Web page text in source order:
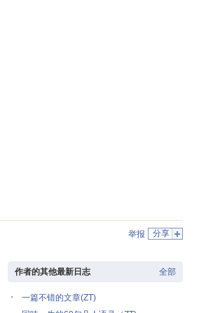
分享
举报
全部
作者的其他最新日志
一篇不错的文章(ZT)